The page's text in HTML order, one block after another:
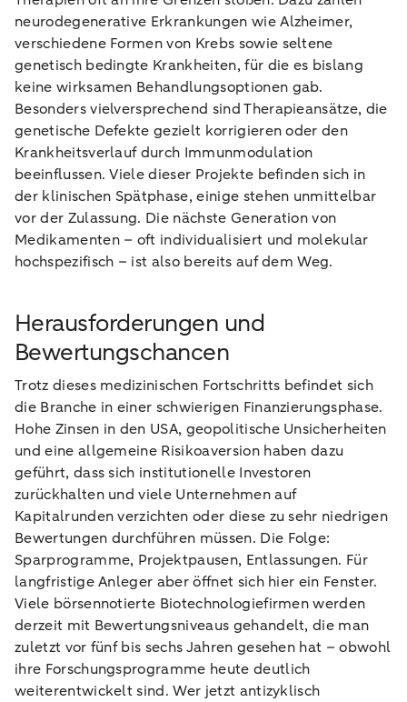
neurodegenerative Erkrankungen wie Alzheimer,
verschiedene Formen von Krebs sowie seltene
genetisch bedingte Krankheiten, für die es bislang
keine wirksamen Behandlungsoptionen gab.
Besonders vielversprechend sind Therapieansätze, die
genetische Defekte gezielt korrigieren oder den
Krankheitsverlauf durch Immunmodulation
beeinflussen. Viele dieser Projekte befinden sich in
der klinischen Spätphase, einige stehen unmittelbar
vor der Zulassung. Die nächste Generation von
Medikamenten – oft individualisiert und molekular
hochspezifisch – ist also bereits auf dem Weg.
Herausforderungen und
Bewertungschancen
Trotz dieses medizinischen Fortschritts befindet sich
die Branche in einer schwierigen Finanzierungsphase.
Hohe Zinsen in den USA, geopolitische Unsicherheiten
und eine allgemeine Risikoaversion haben dazu
geführt, dass sich institutionelle Investoren
zurückhalten und viele Unternehmen auf
Kapitalrunden verzichten oder diese zu sehr niedrigen
Bewertungen durchführen müssen. Die Folge:
Sparprogramme, Projektpausen, Entlassungen. Für
langfristige Anleger aber öffnet sich hier ein Fenster.
Viele börsennotierte Biotechnologiefirmen werden
derzeit mit Bewertungsniveaus gehandelt, die man
zuletzt vor fünf bis sechs Jahren gesehen hat – obwohl
ihre Forschungsprogramme heute deutlich
weiterentwickelt sind. Wer jetzt antizyklisch